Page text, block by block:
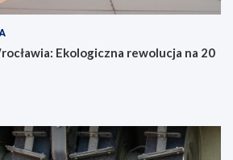
Ekologiczna rewolucja na 20